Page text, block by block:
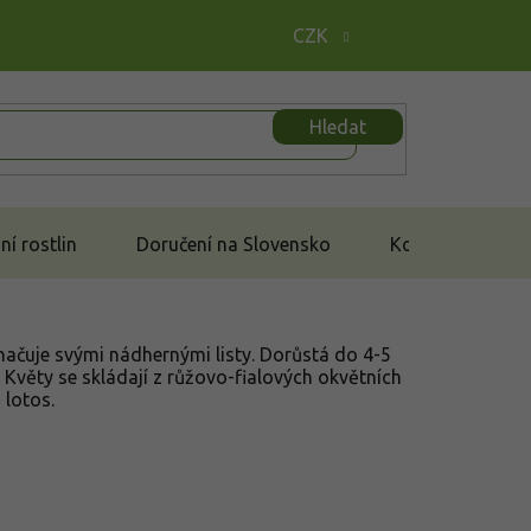
CZK
Hledat
rostlin Doručení na Slovensko Kontakt
svými nádhernými listy. Dorůstá do 4-5
Květy se skládají z růžovo-fialových okvětních
lotos.